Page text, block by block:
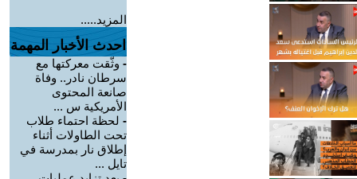
المزيد.....
احدث الأخبار المهمة
- وثّقت معركتها مع
سرطان نادر.. وفاة
صانعة المحتوى
الأمريكية س ...
- لحظة احتماء طلاب
تحت الطاولات أثناء
إطلاق نار بمدرسة في
تايل ...